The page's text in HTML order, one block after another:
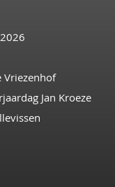
Vriezenhof
Jan Kroeze